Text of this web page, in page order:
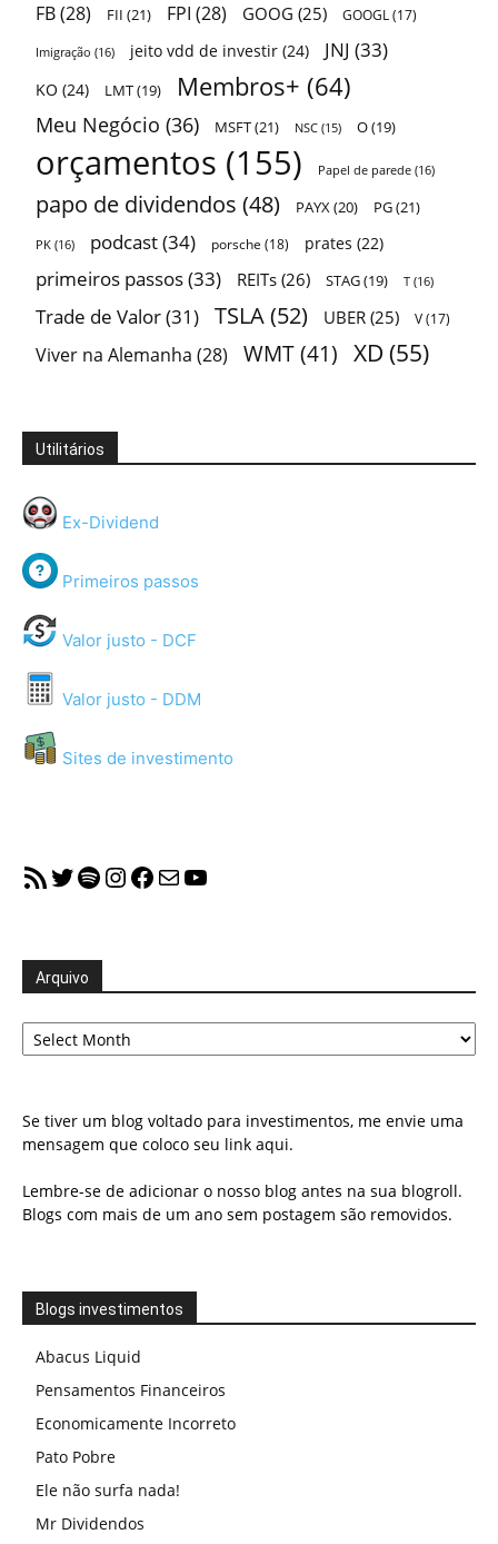
FB(28) FII (21) FPI (28) GOOG (25) GOOGL (17)
Imigração (16) jeito vdd de investir (24) JNJ (33)
KO (24) LMT(19) Membros+ (64)
Meu Negócio (36) MSFT(21) NSC (15) O(19)
orçamentos (155) Papel de parede (16)
papo de dividendos (48) PAYX(20) PG(21)
PK (16) podcast(34) porsche (18) prates (22)
primeiros passos(33) REITs (26) STAG(19) T (16)
Trade de Valor(31) TSLA(52) UBER (25) V(17)
Viver na Alemanha (28) WMT (41) XD (55)
Utilitários
Ex-Dividend
Primeiros passos
Valor justo - DCF
Valor justo - DDM
Sites de investimento
RSS FeedTwitter
Spotify
Instagram
Facebook
MailYouTube
Arquivo
Arquivo
Se tiver um blog voltado para investimentos, me envie uma
mensagem que coloco seu link aqui.
Lembre-se de adicionar o nosso blog antes na sua blogroll.
Blogs com mais de um ano sem postagem são removidos.
Blogs investimentos
Abacus Liquid
Pensamentos Financeiros
Economicamente Incorreto
Pato Pobre
Ele não surfa nada!
Mr Dividendos